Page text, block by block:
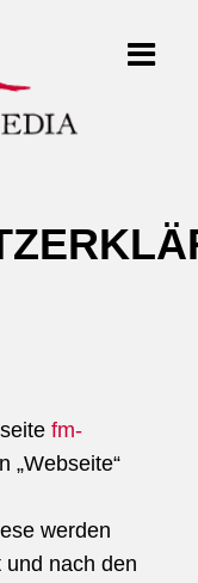
fm-
„Webseite“
werden
nach den